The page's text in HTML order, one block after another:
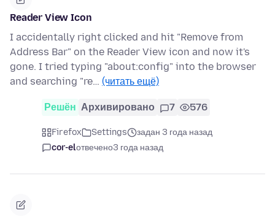
Reader View Icon
I accidentally right clicked and hit "Remove from
Address Bar" on the Reader View icon and now it's
gone. I tried typing "about:config" into the browser
and searching "re… (читать ещё)
Решён Архивировано 7 576
Firefox Settings
задан 3 года назад
cor-elотвечено3 года назад